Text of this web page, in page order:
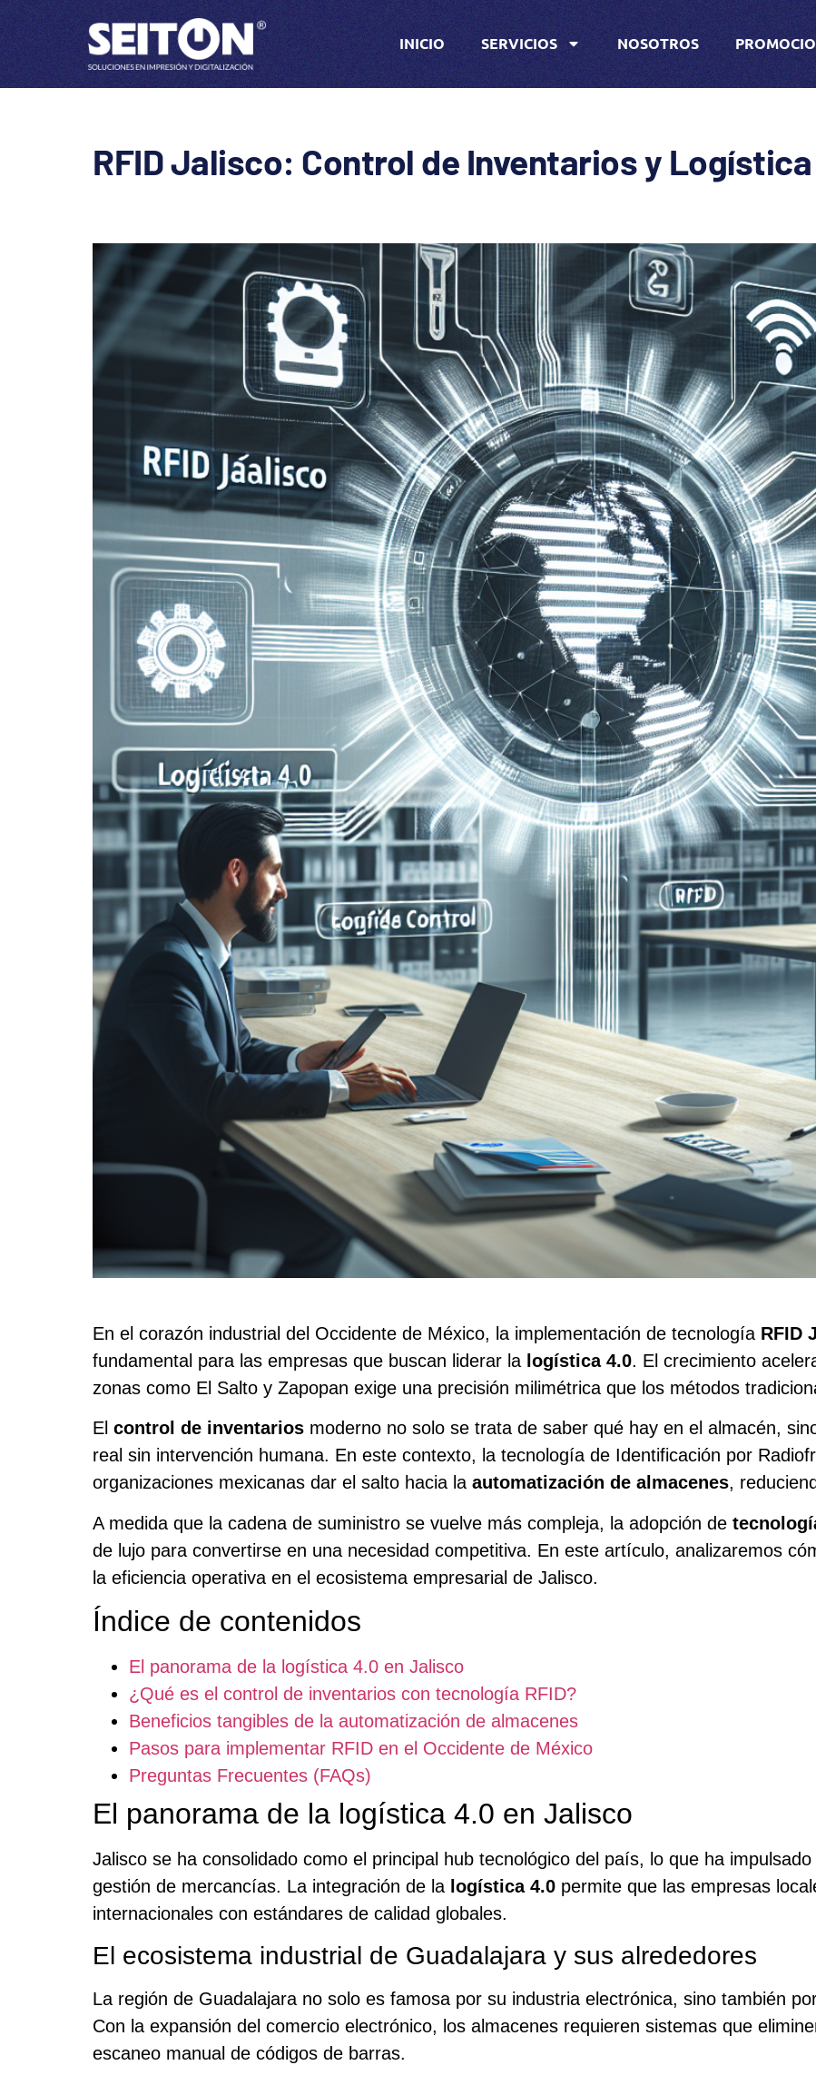
INICIO SERVICIOS NOSOTROS
RFID Jalisco: Control de Inventarios y
En el corazón industrial del Occidente de México, la implementación de tecnología RFID
fundamental para las empresas que buscan liderar la logística 4.0. El crecimiento
zonas como El Salto y Zapopan exige una precisión milimétrica que los métodos
El control de inventarios moderno no solo se trata de saber qué hay en el almacén,
real sin intervención humana. En este contexto, la tecnología de Identificación por
organizaciones mexicanas dar el salto hacia la automatización de almacenes,
A medida que la cadena de suministro se vuelve más compleja, la adopción de
de lujo para convertirse en una necesidad competitiva. En este artículo, analizaremos
la eficiencia operativa en el ecosistema empresarial de Jalisco.
Índice de contenidos
El panorama de la logística 4.0 en Jalisco
¿Qué es el control de inventarios con tecnología RFID?
Beneficios tangibles de la automatización de almacenes
Pasos para implementar RFID en el Occidente de México
Preguntas Frecuentes (FAQs)
El panorama de la logística 4.0 en Jalisco
Jalisco se ha consolidado como el principal hub tecnológico del país, lo que ha
gestión de mercancías. La integración de la logística 4.0 permite que las empresas
internacionales con estándares de calidad globales.
El ecosistema industrial de Guadalajara y sus alrededores
La región de Guadalajara no solo es famosa por su industria electrónica, sino también
Con la expansión del comercio electrónico, los almacenes requieren sistemas que
escaneo manual de códigos de barras.